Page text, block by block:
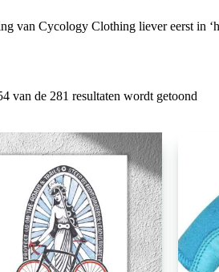
van Cycology Clothing liever eerst in
van de 281 resultaten wordt getoond